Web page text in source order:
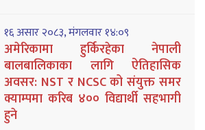
१६ असार २०८३, मंगलवार १४:०९
अमेरिकामा हुर्किरहेका नेपाली
बालबालिकाका लागि ऐतिहासिक
अवसर: NST र NCSC को संयुक्त समर
क्याम्पमा करिब ४०० विद्यार्थी सहभागी
हुने